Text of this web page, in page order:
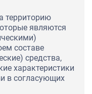
территорию
являются
составе
средства,
характеристики
в согласующих